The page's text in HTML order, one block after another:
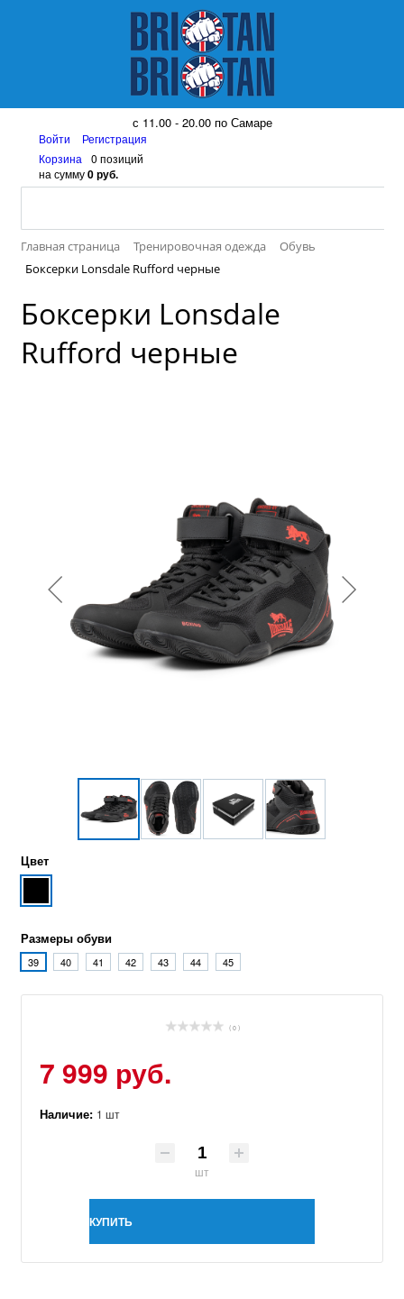
8 (917) 161 08 99
с 11.00 - 20.00 по Самаре
Войти
Регистрация
Корзина
0 позиций
на сумму0 руб.
Главная страница Тренировочная одежда
Обувь
Боксерки Lonsdale Rufford черные
Боксерки Lonsdale
Rufford черные
Цвет
Размеры обуви
39 40 41 42 43 44 45
( 0 )
7 999 руб.
Наличие: 1 шт
шт
КУПИТЬ